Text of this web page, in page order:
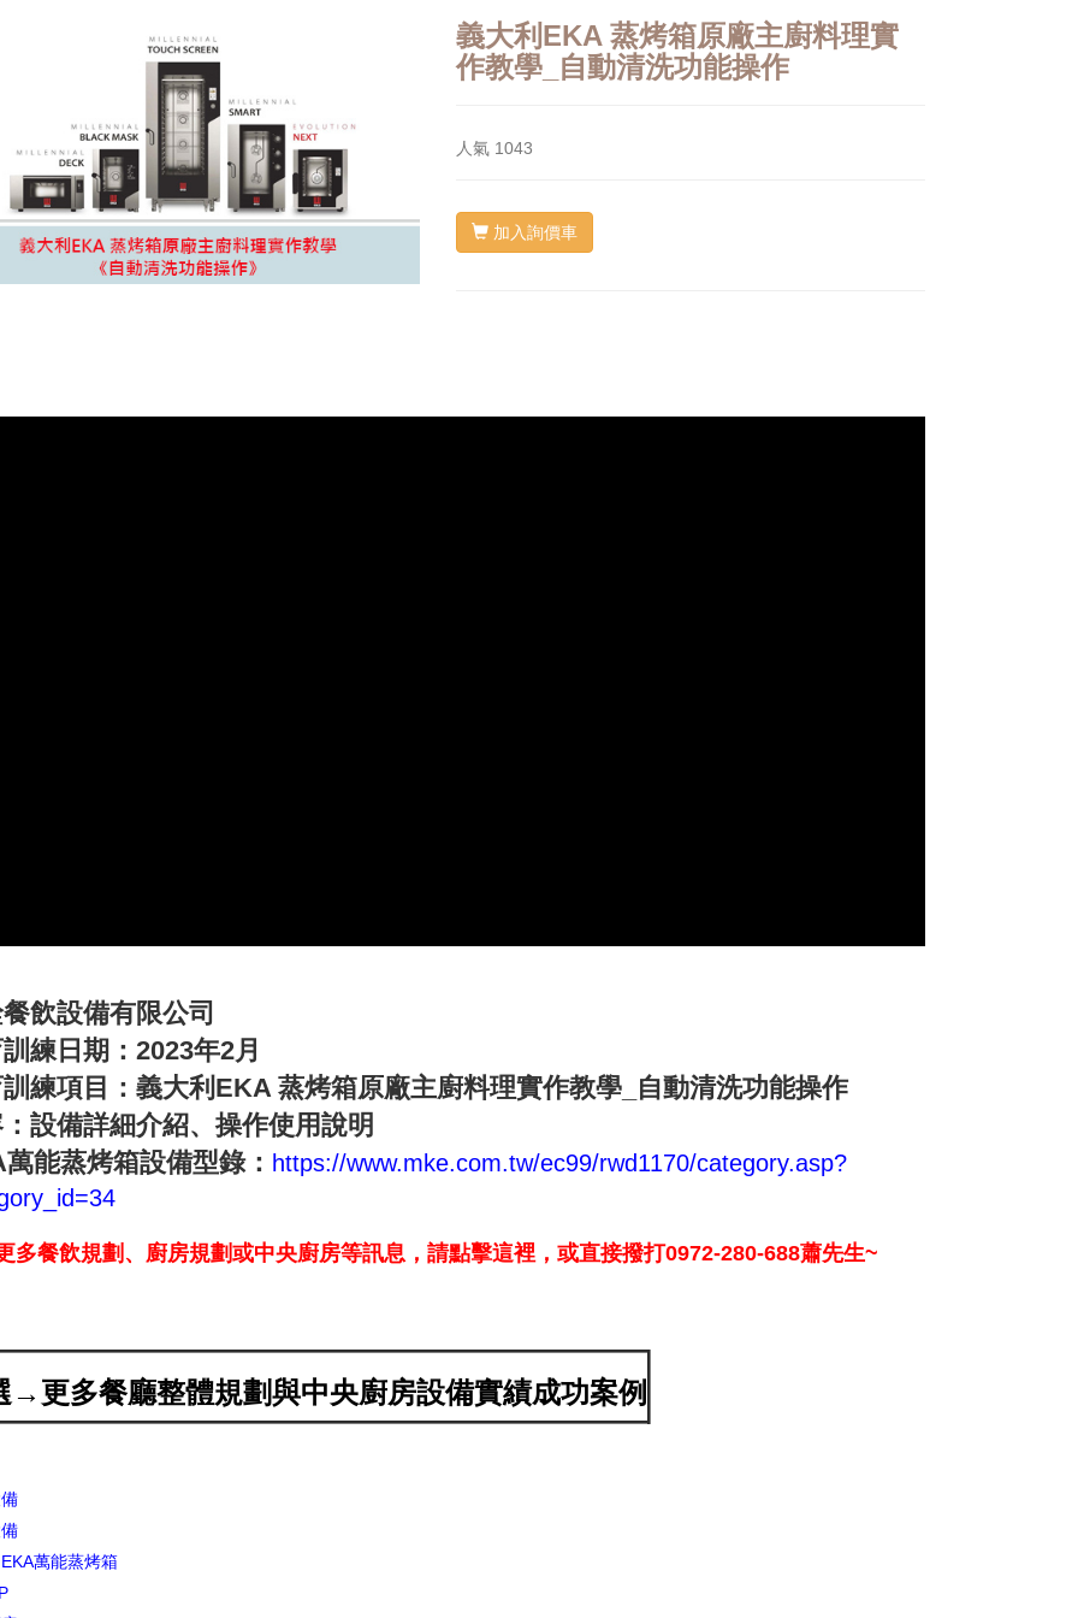
義大利EKA 蒸烤箱原廠主廚料理實
作教學_自動清洗功能操作
人氣 1043
加入詢價車
飲設備有限公司
練日期：2023年2月
練項目：義大利EKA 蒸烤箱原廠主廚料理實作教學_自動清洗功能操作
設備詳細介紹、操作使用說明
能蒸烤箱設備型錄： https://www.mke.com.tw/ec99/rwd1170/category.asp?
多餐飲規劃、廚房規劃或中央廚房等訊息，請點擊這裡，或直接撥打0972-280-688蕭先生~
→更多餐廳整體規劃與中央廚房設備實績成功案例
萬能蒸烤箱